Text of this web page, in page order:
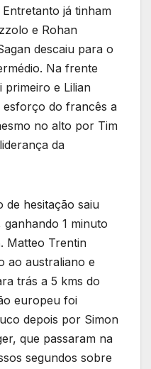
já tinham
e Rohan
descaiu para o
Na frente
primeiro e Lilian
esforço do francês a
no alto por Tim
da
de hesitação saiu
ganhando 1 minuto
Matteo Trentin
ao australiano e
trás a 5 kms do
europeu foi
depois por Simon
que passaram na
segundos sobre